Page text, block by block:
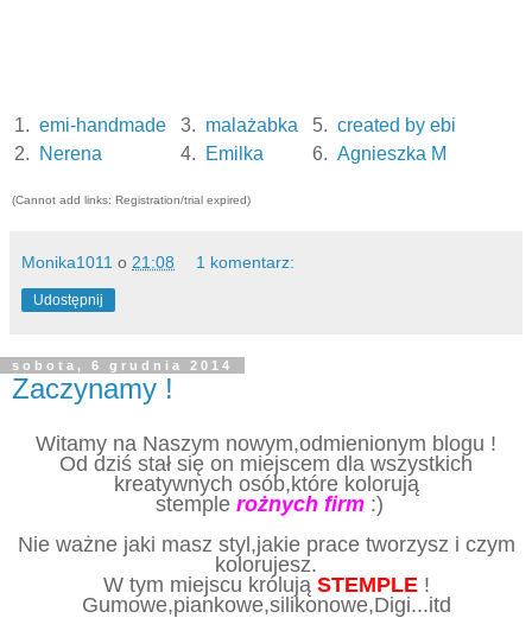
1. emi-handmade 3. malażabka 5. created by ebi
2.
Nerena 4. Emilka 6. Agnieszka M
(Cannot add links: Registration/trial expired)
Monika1011 o 21:08 1 komentarz:
Udostępnij
sobota, 6 grudnia 2014
Zaczynamy !
Witamy na Naszym nowym,odmienionym blogu !
Od dziś stał się on miejscem dla wszystkich
kreatywnych osób,które kolorują
stemple rożnych firm:)
Nie ważne jaki masz styl,jakie prace tworzysz i czym
kolorujesz.
W tym miejscu królują STEMPLE !
Gumowe,piankowe,silikonowe,Digi...itd